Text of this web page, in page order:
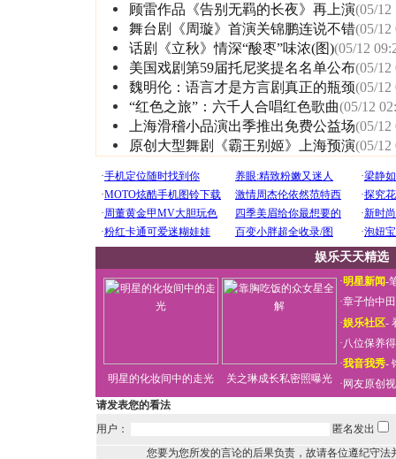
顾雷作品《告别无羁的长夜》再上演(05/12
舞台剧《周璇》首演关锦鹏连说不错(05/12
话剧《立秋》情深“酸枣”味浓(图)(05/12
美国戏剧第59届托尼奖提名名单公布(05/12
魏明伦：语言才是方言剧真正的瓶颈(05/12
“红色之旅”：六千人合唱红色歌曲(05/12
上海滑稽小品演出季推出免费公益场(05/12
原创大型舞剧《霸王别姬》上海预演(05/12
娱乐天天精选
明星的化妆间中的走光 关之琳成长私密照曝光
·明星新闻-
·章子怡中
·娱乐社区-
·八位保养
·我音我秀-
· 网友原创
请发表您的看法
用户：
匿名发出
您要为您所发的言论的后果负责，故请各位遵纪守法